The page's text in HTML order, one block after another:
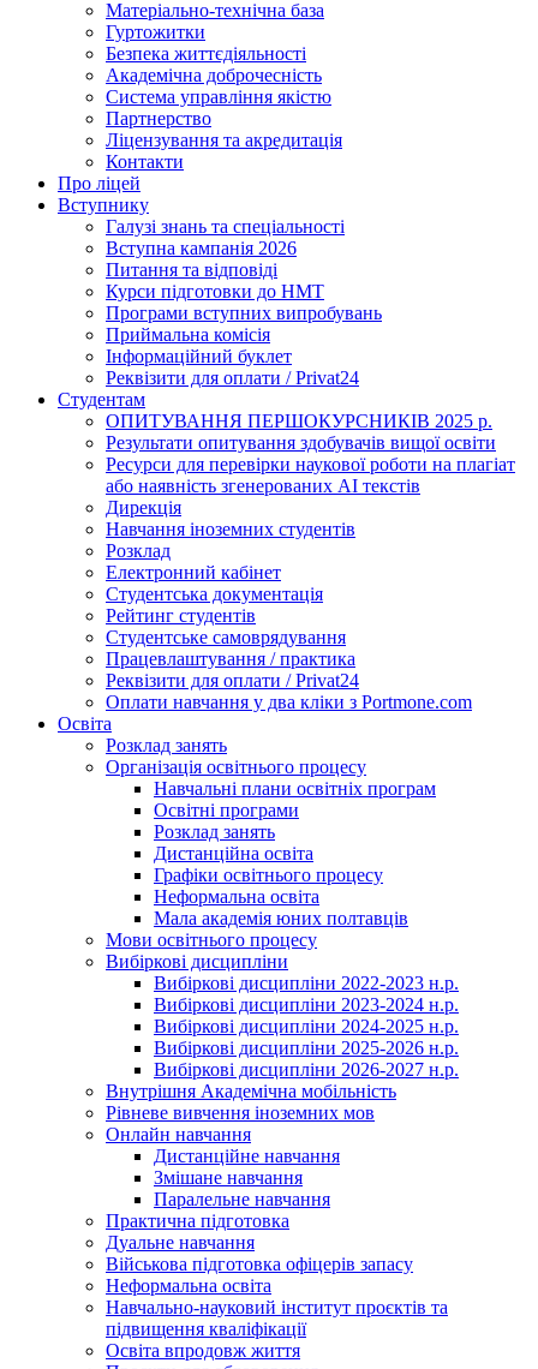
Матеріально-технічна база
Гуртожитки
Безпека життєдіяльності
Академічна доброчесність
Система управління якістю
Партнерство
Ліцензування та акредитація
Контакти
Про ліцей
Вступнику
Галузі знань та спеціальності
Вступна кампанія 2026
Питання та відповіді
Курси підготовки до НМТ
Програми вступних випробувань
Приймальна комісія
Інформаційний буклет
Реквізити для оплати / Privat24
Студентам
ОПИТУВАННЯ ПЕРШОКУРСНИКІВ 2025 р.
Результати опитування здобувачів вищої освіти
Ресурси для перевірки наукової роботи на плагіат
або наявність згенерованих АІ текстів
Дирекція
Навчання іноземних студентів
Розклад
Електронний кабінет
Студентська документація
Рейтинг студентів
Студентське самоврядування
Працевлаштування / практика
Реквізити для оплати / Privat24
Оплати навчання у два кліки з Portmone.com
Освіта
Розклад занять
Організація освітнього процесу
Навчальні плани освітніх програм
Освітні програми
Розклад занять
Дистанційна освіта
Графіки освітнього процесу
Неформальна освіта
Мала академія юних полтавців
Мови освітнього процесу
Вибіркові дисципліни
Вибіркові дисципліни 2022-2023 н.р.
Вибіркові дисципліни 2023-2024 н.р.
Вибіркові дисципліни 2024-2025 н.р.
Вибіркові дисципліни 2025-2026 н.р.
Вибіркові дисципліни 2026-2027 н.р.
Внутрішня Академічна мобільність
Рівневе вивчення іноземних мов
Онлайн навчання
Дистанційне навчання
Змішане навчання
Паралельне навчання
Практична підготовка
Дуальне навчання
Військова підготовка офіцерів запасу
Неформальна освіта
Навчально-науковий інститут проєктів та
підвищення кваліфікації
Освіта впродовж життя